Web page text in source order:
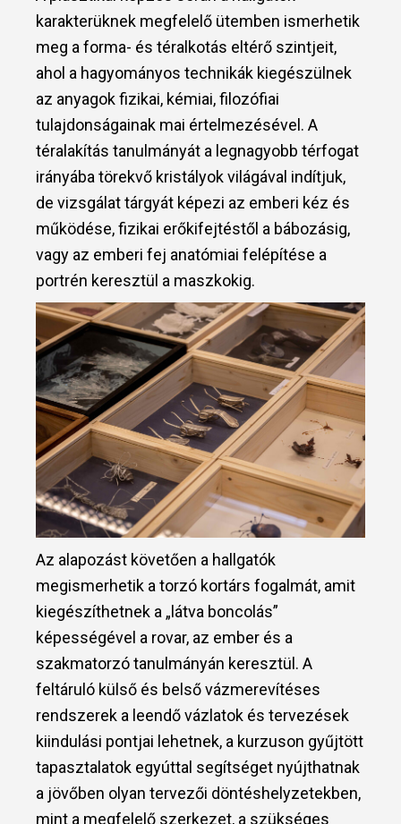
karakterüknek megfelelő ütemben ismerhetik
meg a forma- és téralkotás eltérő szintjeit,
ahol a hagyományos technikák kiegészülnek
az anyagok fizikai, kémiai, filozófiai
tulajdonságainak mai értelmezésével. A
téralakítás tanulmányát a legnagyobb térfogat
irányába törekvő kristályok világával indítjuk,
de vizsgálat tárgyát képezi az emberi kéz és
működése, fizikai erőkifejtéstől a bábozásig,
vagy az emberi fej anatómiai felépítése a
portrén keresztül a maszkokig.
Az alapozást követően a hallgatók
megismerhetik a torzó kortárs fogalmát, amit
kiegészíthetnek a „látva boncolás”
képességével a rovar, az ember és a
szakmatorzó tanulmányán keresztül. A
feltáruló külső és belső vázmerevítéses
rendszerek a leendő vázlatok és tervezések
kiindulási pontjai lehetnek, a kurzuson gyűjtött
tapasztalatok egyúttal segítséget nyújthatnak
a jövőben olyan tervezői döntéshelyzetekben,
mint a megfelelő szerkezet, a szükséges